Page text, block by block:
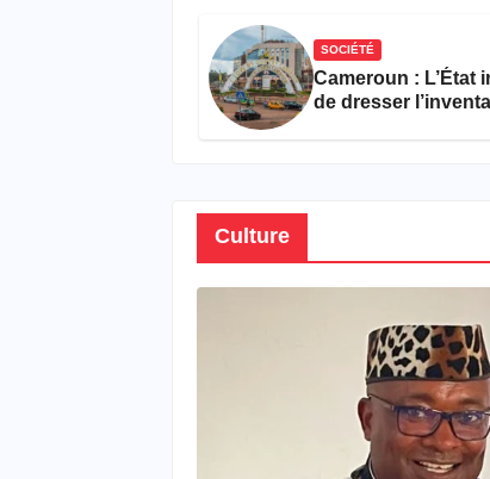
SOCIÉTÉ
Cameroun : L’État
de dresser
Culture